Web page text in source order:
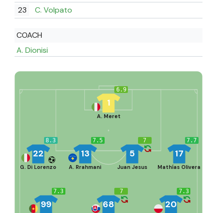
23
C. Volpato
COACH
A. Dionisi
6.9
1
A. Meret
7.7
17
Mathías Olivera
7
5
Juan Jesus
7.5
13
A. Rrahmani
8.3
22
G. Di Lorenzo
7.3
20
7
68
7.3
99